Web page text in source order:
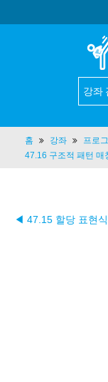
홈 강좌 프로
47.16 구조적 패턴 매
◀ 47.15 할당 표현